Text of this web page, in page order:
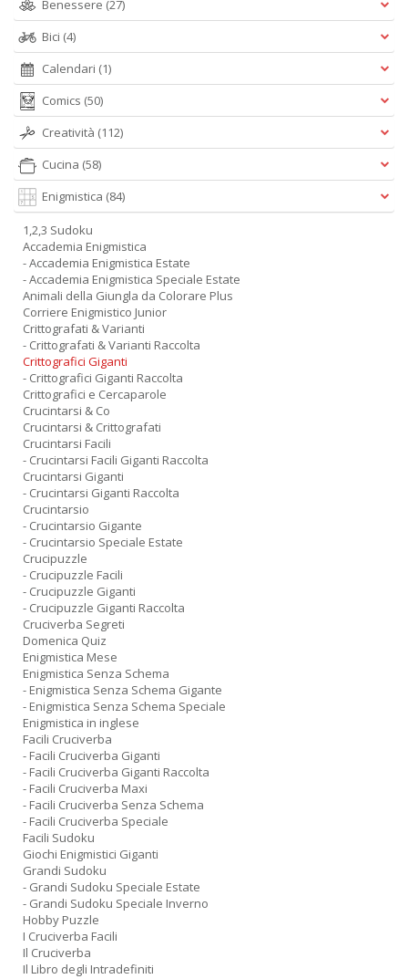
Benessere (27)
Bici (4)
Calendari (1)
Comics (50)
Creatività (112)
Cucina (58)
Enigmistica (84)
1,2,3 Sudoku
Accademia Enigmistica
- Accademia Enigmistica Estate
- Accademia Enigmistica Speciale Estate
Animali della Giungla da Colorare Plus
Corriere Enigmistico Junior
Crittografati & Varianti
- Crittografati & Varianti Raccolta
Crittografici Giganti
- Crittografici Giganti Raccolta
Crittografici e Cercaparole
Crucintarsi & Co
Crucintarsi & Crittografati
Crucintarsi Facili
- Crucintarsi Facili Giganti Raccolta
Crucintarsi Giganti
- Crucintarsi Giganti Raccolta
Crucintarsio
- Crucintarsio Gigante
- Crucintarsio Speciale Estate
Crucipuzzle
- Crucipuzzle Facili
- Crucipuzzle Giganti
- Crucipuzzle Giganti Raccolta
Cruciverba Segreti
Domenica Quiz
Enigmistica Mese
Enigmistica Senza Schema
- Enigmistica Senza Schema Gigante
- Enigmistica Senza Schema Speciale
Enigmistica in inglese
Facili Cruciverba
- Facili Cruciverba Giganti
- Facili Cruciverba Giganti Raccolta
- Facili Cruciverba Maxi
- Facili Cruciverba Senza Schema
- Facili Cruciverba Speciale
Facili Sudoku
Giochi Enigmistici Giganti
Grandi Sudoku
- Grandi Sudoku Speciale Estate
- Grandi Sudoku Speciale Inverno
Hobby Puzzle
I Cruciverba Facili
Il Cruciverba
Il Libro degli Intradefiniti